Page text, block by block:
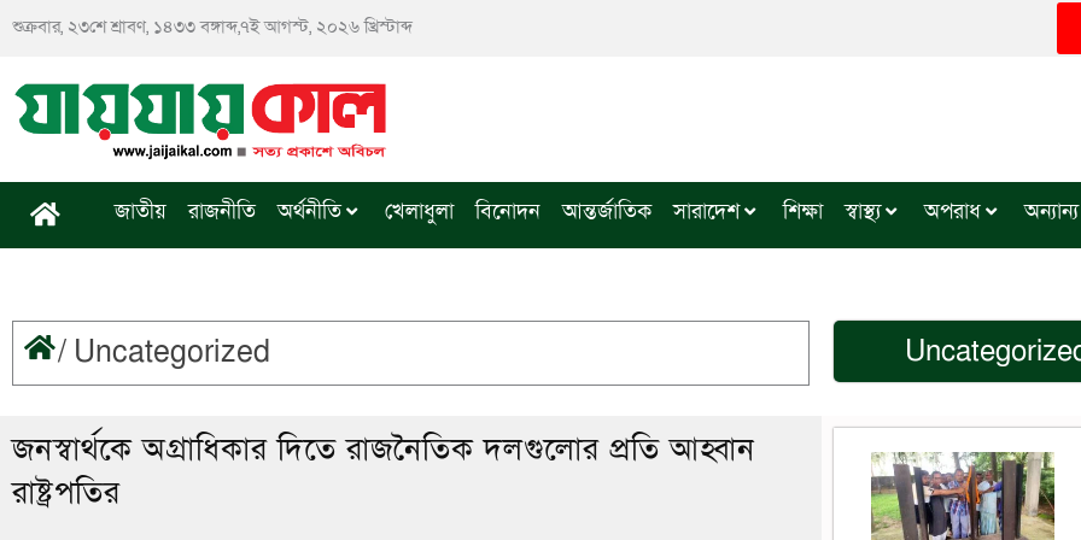
শুক্রবার, ২৩শে শ্রাবণ, ১৪৩৩ বঙ্গাব্দ,৭ই আগস্ট, ২০২৬ খ্রিস্টাব্দ
জাতীয় রাজনীতি অর্থনীতি খেলাধুলা বিনোদন আন্তর্জাতিক সারাদেশ শিক্ষা স্বাস্থ্য অপরাধ অন্যান্য
/ Uncategorized
জনস্বার্থকে অগ্রাধিকার দিতে রাজনৈতিক দলগুলোর প্রতি আহ্বান
রাষ্ট্রপতির